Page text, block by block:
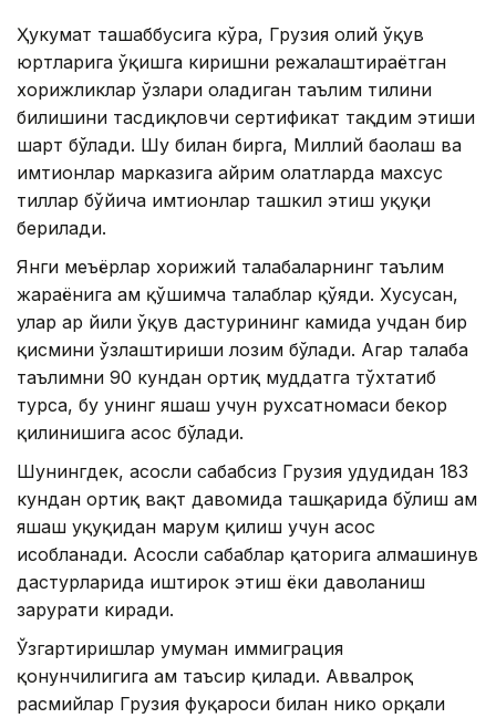
Ҳукумат ташаббусига кўра, Грузия олий ўқув
юртларига ўқишга киришни режалаштираётган
хорижликлар ўзлари оладиган таълим тилини
билишини тасдиқловчи сертификат тақдим этиши
шарт бўлади. Шу билан бирга, Миллий баҳолаш ва
имтиҳонлар марказига айрим ҳолатларда махсус
тиллар бўйича имтиҳонлар ташкил этиш ҳуқуқи
берилади.
Янги меъёрлар хорижий талабаларнинг таълим
жараёнига ҳам қўшимча талаблар қўяди. Хусусан,
улар ҳар йили ўқув дастурининг камида учдан бир
қисмини ўзлаштириши лозим бўлади. Агар талаба
таълимни 90 кундан ортиқ муддатга тўхтатиб
турса, бу унинг яшаш учун рухсатномаси бекор
қилинишига асос бўлади.
Шунингдек, асосли сабабсиз Грузия ҳудудидан 183
кундан ортиқ вақт давомида ташқарида бўлиш ҳам
яшаш ҳуқуқидан маҳрум қилиш учун асос
ҳисобланади. Асосли сабаблар қаторига алмашинув
дастурларида иштирок этиш ёки даволаниш
зарурати киради.
Ўзгартиришлар умуман иммиграция
қонунчилигига ҳам таъсир қилади. Аввалроқ
расмийлар Грузия фуқароси билан никоҳ орқали